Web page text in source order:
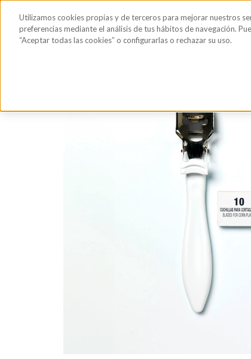
Todos los
productos
Sérum de pestañas y cejasGafas de Sol
Utilizamos cookies propias y de terceros para mejorar nuestros
preferencias mediante el análisis de tus hábitos de navegación.
“Aceptar todas las cookies” o configurarlas o rechazar su uso.